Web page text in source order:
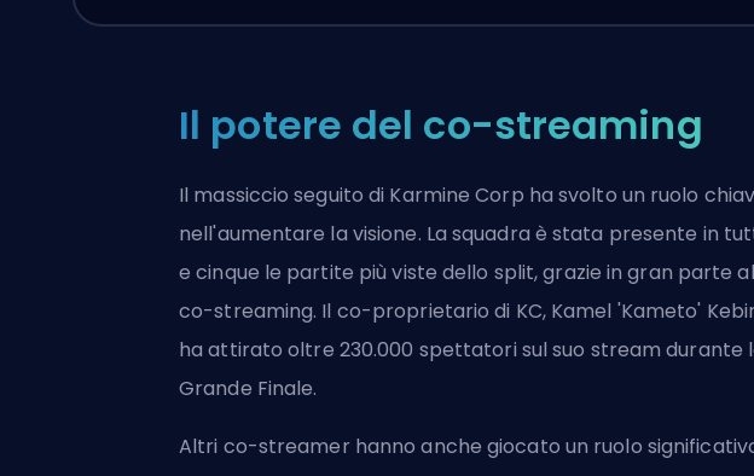
Il potere del co-streaming
Il massiccio seguito di Karmine Corp ha svolto un ruolo
nell'aumentare la visione. La squadra è stata presente in
e cinque le partite più viste dello split, grazie in gran parte al
co-streaming. Il co-proprietario di KC, Kamel 'Kameto'
ha attirato oltre 230.000 spettatori sul suo stream durante
Grande Finale.
Altri co-streamer hanno anche giocato un ruolo